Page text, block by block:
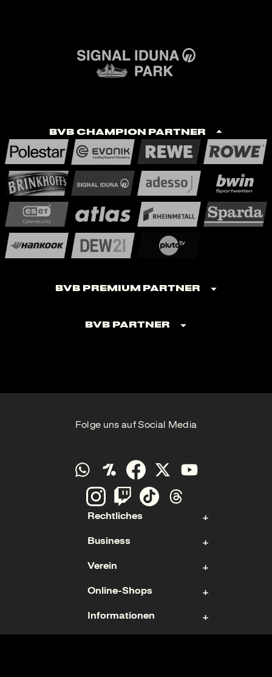
BVB Champion Partner
BVB Premium Partner
BVB Partner
Folge uns auf Social Media
Rechtliches
Kontakt
Impressum
Datenschutz
Cookies
Business
Aktie
Sponsoring & Hospitality
Geschäftsführung
Verein
Fan- und Förderabteilung
Mitgliedschaft
Online-Shops
Ticketshop
Informationen